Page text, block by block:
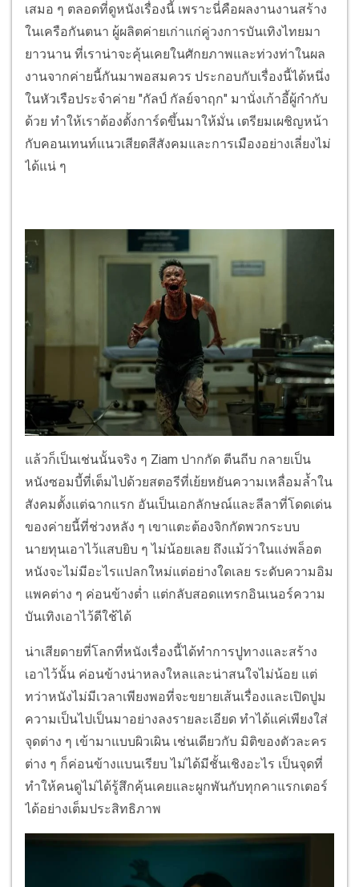
เสมอ ๆ ตลอดที่ดูหนังเรื่องนี้ เพราะนี่คือผลงานงานสร้าง
ในเครือกันตนา ผู้ผลิตค่ายเก่าแก่คู่วงการบันเทิงไทยมา
ยาวนาน ที่เราน่าจะคุ้นเคยในศักยภาพและท่วงท่าในผล
งานจากค่ายนี้กันมาพอสมควร ประกอบกับเรื่องนี้ได้หนึ่ง
ในหัวเรือประจำค่าย "กัลป์ กัลย์จาฤก" มานั่งเก้าอี้ผู้กำกับ
ด้วย ทำให้เราต้องตั้งการ์ดขึ้นมาให้มั่น เตรียมเผชิญหน้า
กับคอนเทนท์แนวเสียดสีสังคมและการเมืองอย่างเลี่ยงไม่
ได้แน่ ๆ
แล้วก็เป็นเช่นนั้นจริง ๆ Ziam ปากกัด ตีนถีบ กลายเป็น
หนังซอมบี้ที่เต็มไปด้วยสตอรีที่เย้ยหยันความเหลื่อมล้ำใน
สังคมตั้งแต่ฉากแรก อันเป็นเอกลักษณ์และลีลาที่โดดเด่น
ของค่ายนี้ที่ช่วงหลัง ๆ เขาแตะต้องจิกกัดพวกระบบ
นายทุนเอาไว้แสบยิบ ๆ ไม่น้อยเลย ถึงแม้ว่าในแง่พล็อต
หนังจะไม่มีอะไรแปลกใหม่แต่อย่างใดเลย ระดับความอิม
แพคต่าง ๆ ค่อนข้างต่ำ แต่กลับสอดแทรกอินเนอร์ความ
บันเทิงเอาไว้ดีใช้ได้
น่าเสียดายที่โลกที่หนังเรื่องนี้ได้ทำการปูทางและสร้าง
เอาไว้นั้น ค่อนข้างน่าหลงใหลและน่าสนใจไม่น้อย แต่
ทว่าหนังไม่มีเวลาเพียงพอที่จะขยายเส้นเรื่องและเปิดปูม
ความเป็นไปเป็นมาอย่างลงรายละเอียด ทำได้แค่เพียงใส่
จุดต่าง ๆ เข้ามาแบบผิวเผิน เช่นเดียวกับ มิติของตัวละคร
ต่าง ๆ ก็ค่อนข้างแบนเรียบ ไม่ได้มีชั้นเชิงอะไร เป็นจุดที่
ทำให้คนดูไม่ได้รู้สึกคุ้นเคยและผูกพันกับทุกคาแรกเตอร์
ได้อย่างเต็มประสิทธิภาพ